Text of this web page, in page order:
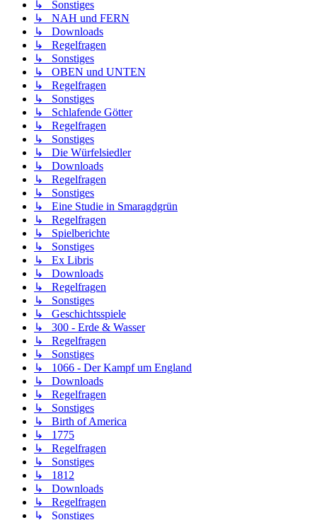
↳ Sonstiges
↳ NAH und FERN
↳ Downloads
↳ Regelfragen
↳ Sonstiges
↳ OBEN und UNTEN
↳ Regelfragen
↳ Sonstiges
↳ Schlafende Götter
↳ Regelfragen
↳ Sonstiges
↳ Die Würfelsiedler
↳ Downloads
↳ Regelfragen
↳ Sonstiges
↳ Eine Studie in Smaragdgrün
↳ Regelfragen
↳ Spielberichte
↳ Sonstiges
↳ Ex Libris
↳ Downloads
↳ Regelfragen
↳ Sonstiges
↳ Geschichtsspiele
↳ 300 - Erde & Wasser
↳ Regelfragen
↳ Sonstiges
↳ 1066 - Der Kampf um England
↳ Downloads
↳ Regelfragen
↳ Sonstiges
↳ Birth of America
↳ 1775
↳ Regelfragen
↳ Sonstiges
↳ 1812
↳ Downloads
↳ Regelfragen
↳ Sonstiges